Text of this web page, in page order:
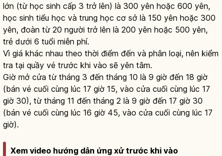
lớn (từ học sinh cấp 3 trở lên) là 300 yên hoặc 600 yên,
học sinh tiểu học và trung học cơ sở là 150 yên hoặc 300
yên, đoàn từ 20 người trở lên là 200 yên hoặc 500 yên,
trẻ dưới 6 tuổi miễn phí.
Vì giá khác nhau theo thời điểm đến và phân loại, nên kiểm
tra tại quầy vé trước khi vào sẽ yên tâm.
Giờ mở cửa từ tháng 3 đến tháng 10 là 9 giờ đến 18 giờ
(bán vé cuối cùng lúc 17 giờ 15, vào cửa cuối cùng lúc 17
giờ 30), từ tháng 11 đến tháng 2 là 9 giờ đến 17 giờ 30
(bán vé cuối cùng lúc 16 giờ 45, vào cửa cuối cùng lúc 17
giờ).
Xem video hướng dẫn ứng xử trước khi vào